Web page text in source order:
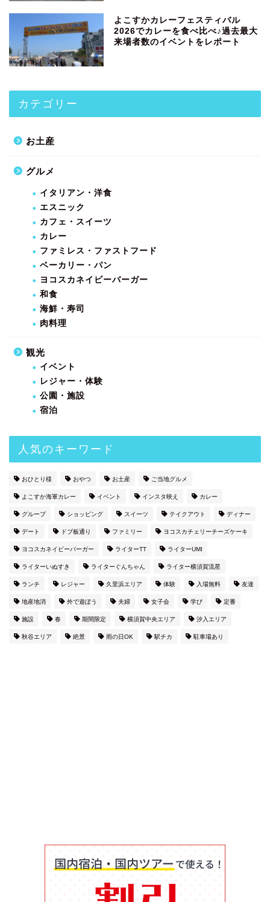
よこすかカレーフェスティバル
2026でカレーを食べ比べ♪過去最大
来場者数のイベントをレポート
カテゴリー
お土産
グルメ
イタリアン・洋食
エスニック
カフェ・スイーツ
カレー
ファミレス・ファストフード
ベーカリー・パン
ヨコスカネイビーバーガー
和食
海鮮・寿司
肉料理
観光
イベント
レジャー・体験
公園・施設
宿泊
人気のキーワード
おひとり様 おやつ お土産 ご当地グルメ
よこすか海軍カレー イベント インスタ映え カレー
グループ ショッピング スイーツ テイクアウト ディナー
デート ドブ板通り ファミリー ヨコスカチェリーチーズケーキ
ヨコスカネイビーバーガー ライターTT ライターUMI
ライターいぬすき ライターぐんちゃん ライター横須賀流星
ランチ レジャー 久里浜エリア 体験 入場無料 友達
地産地消 外で遊ぼう 夫婦 女子会 学び 定番
施設 春 期間限定 横須賀中央エリア 汐入エリア
秋谷エリア 絶景 雨の日OK 駅チカ 駐車場あり